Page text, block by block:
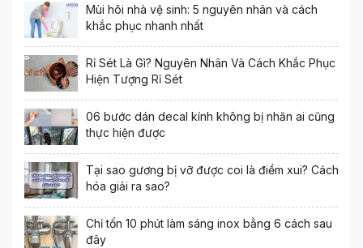
Mùi hôi nhà vệ sinh: 5 nguyên nhân và cách
khắc phục nhanh nhất
Rỉ Sét Là Gì? Nguyên Nhân Và Cách Khắc Phục
Hiện Tượng Rỉ Sét
06 bước dán decal kính không bị nhăn ai cũng
thực hiện được
Tại sao gương bị vỡ được coi là điềm xui? Cách
hóa giải ra sao?
Chỉ tốn 10 phút làm sáng inox bằng 6 cách sau
đây